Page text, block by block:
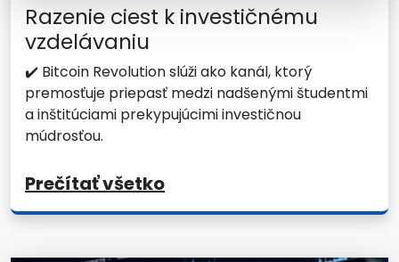
Razenie ciest k investičnému
vzdelávaniu
✔️ Bitcoin Revolution slúži ako kanál, ktorý
premosťuje priepasť medzi nadšenými študentmi
a inštitúciami prekypujúcimi investičnou
múdrosťou.
Prečítať všetko